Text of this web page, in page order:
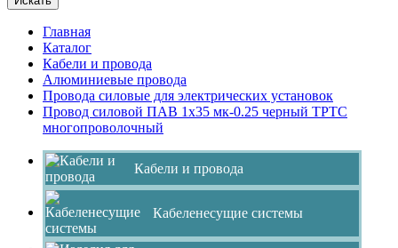
Главная
Каталог
Кабели и провода
Алюминиевые провода
Провода силовые для электрических установок
Провод силовой ПАВ 1х35 мк-0.25 черный ТРТС
многопроволочный
Кабели и провода
Кабеленесущие системы